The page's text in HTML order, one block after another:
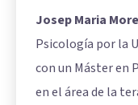
Josep Maria
Psicología por la
con un Máster en
en el área de la